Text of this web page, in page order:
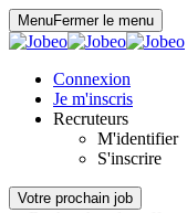
MenuFermer le menu
Connexion
Je m'inscris
Recruteurs
M'identifier
S'inscrire
Votre prochain job
Panneau de gestion des